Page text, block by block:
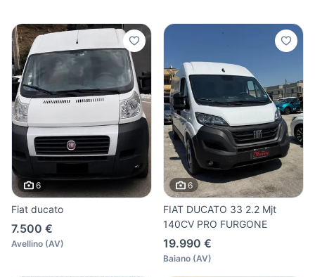
6
Fiat ducato
7.500 €
Avellino (AV)
6
FIAT DUCATO 33 2.2 Mjt
140CV PRO FURGONE
19.990 €
Baiano (AV)